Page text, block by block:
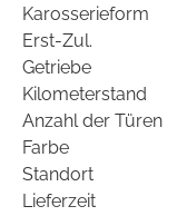
Karosserieform
Erst-Zul.
Getriebe
Kilometerstand
Anzahl der Türen
Farbe
Standort
Lieferzeit